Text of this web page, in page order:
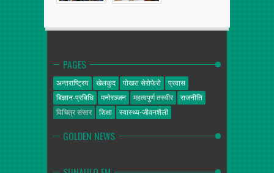
PAGES
अन्तराष्ट्रिय खेलकुद पोखरा सेरोफेरो
प्रवास
बिज्ञान-प्रबिधि
मनोरञ्जन महत्वपुर्ण तस्वीर
राजनीति
विचित्र संसार
शिक्षा स्वास्थ्य-जीवनशैली
GOLDEN NEWS